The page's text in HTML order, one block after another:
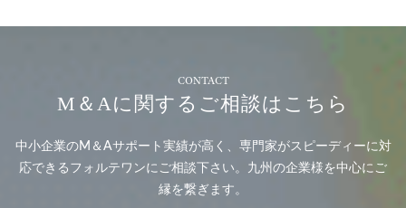
CONTACT
M＆Aに関するご相談はこちら
中小企業のM＆Aサポート実績が高く、 専門家がスピーディーに対
応できるフォルテワンにご相談下さい。 九州の企業様を中心にご
縁を繋ぎます。